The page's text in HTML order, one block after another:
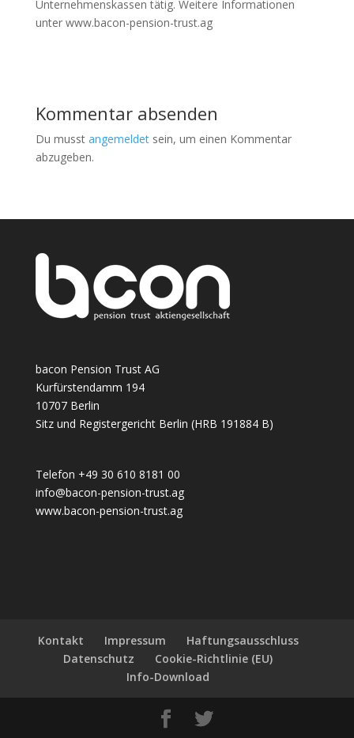
Unternehmenskassen tätig. Weitere Informationen
unter www.bacon-pension-trust.ag
Kommentar absenden
Du musst angemeldetsein, um einen Kommentar
abzugeben.
bacon Pension Trust AG
Kurfürstendamm 194
10707 Berlin
Sitz und Registergericht Berlin (HRB 191884 B)
Telefon +49 30 610 8181 00
info@bacon-pension-trust.ag
www.bacon-pension-trust.ag
Kontakt Impressum
Haftungsausschluss
Datenschutz
Cookie-Richtlinie (EU)
Info-Download